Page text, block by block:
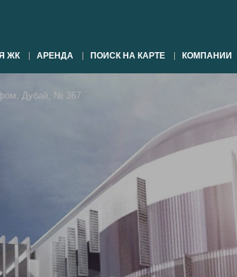
ЖК АРЕНДА ПОИСК НА КАРТЕ КОМПАНИИ
Дубай, № 367